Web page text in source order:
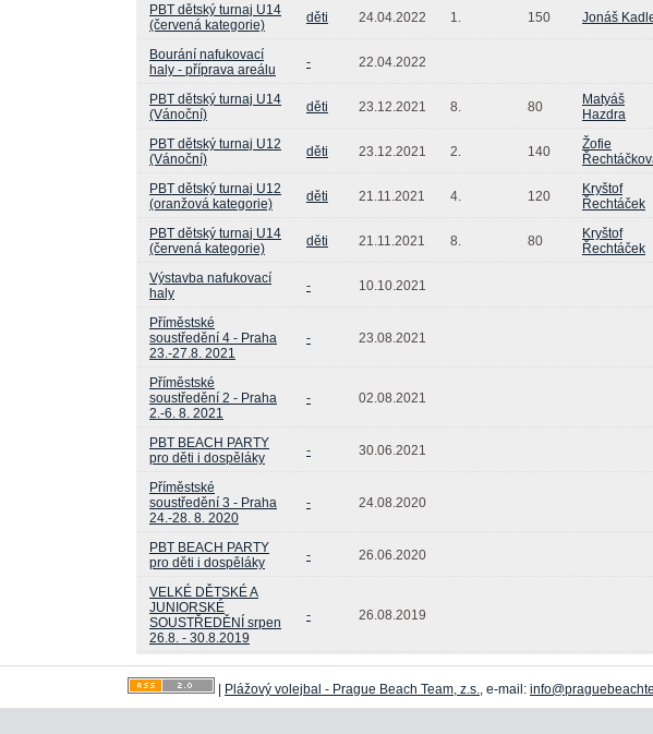
PBT dětský turnaj U14
(červená kategorie)
děti 24.04.2022 1. 150 Jonáš
Bourání nafukovací
haly - příprava areálu
- 22.04.2022
PBT dětský turnaj U14
(Vánoční)
děti 23.12.2021 8. 80
Matyáš
Hazdra
PBT dětský turnaj U12
(Vánoční)
děti 23.12.2021 2. 140
Žofie
PBT dětský turnaj U12
(oranžová kategorie)
děti 21.11.2021 4. 120
Kryštof
Řechtáček
PBT dětský turnaj U14
(červená kategorie)
děti 21.11.2021 8. 80
Kryštof
Řechtáček
Výstavba nafukovací
haly
- 10.10.2021
Příměstské
soustředění 4 - Praha
23.-27.8. 2021
- 23.08.2021
Příměstské
soustředění 2 - Praha
2.-6. 8. 2021
- 02.08.2021
PBT BEACH PARTY
pro děti i dospěláky
- 30.06.2021
Příměstské
soustředění 3 - Praha
24.-28. 8. 2020
- 24.08.2020
PBT BEACH PARTY
pro děti i dospěláky
- 26.06.2020
VELKÉ DĚTSKÉ A
JUNIORSKÉ
SOUSTŘEDĚNÍ srpen
26.8. - 30.8.2019
- 26.08.2019
Plážový volejbal - Prague Beach Team, z.s., e-mail: